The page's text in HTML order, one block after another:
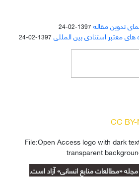
تدوین مقاله 1397-02-24
های معتبر استنادی بین المللی 1397-02-24
CC
«مطالعات منابع انسانی» آزاد است.